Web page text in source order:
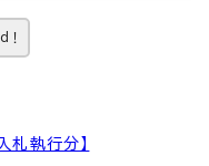
！
札執行分】